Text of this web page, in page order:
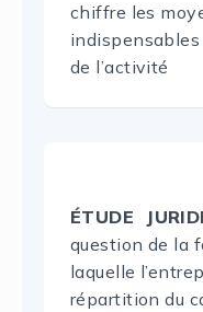
chiffre les
de l’activité
ÉTUDE
question de la
laquelle
répartition du